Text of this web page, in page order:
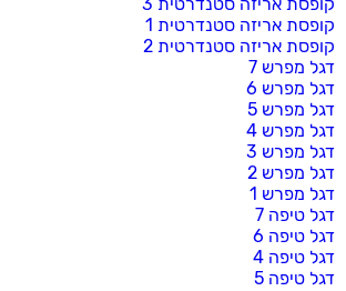
קופסת אריזה סטנדרטית 1
קופסת אריזה סטנדרטית 2
דגל מפרש 7
דגל מפרש 6
דגל מפרש 5
דגל מפרש 4
דגל מפרש 3
דגל מפרש 2
דגל מפרש 1
דגל טיפה 7
דגל טיפה 6
דגל טיפה 4
דגל טיפה 5